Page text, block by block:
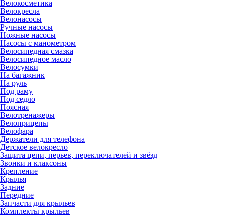
Велокосметика
Велокресла
Велонасосы
Ручные насосы
Ножные насосы
Насосы с манометром
Велосипедная смазка
Велосипедное масло
Велосумки
На багажник
На руль
Под раму
Под седло
Поясная
Велотренажеры
Велоприцепы
Велофара
Держатели для телефона
Детское велокресло
Защита цепи, перьев, переключателей и звёзд
Звонки и клаксоны
Крепление
Крылья
Задние
Передние
Запчасти для крыльев
Комплекты крыльев